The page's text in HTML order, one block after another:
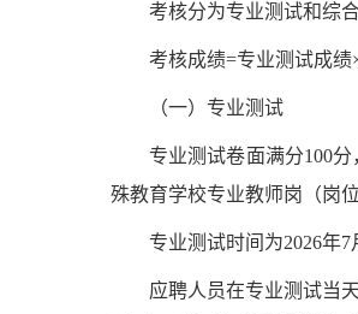
考核分为专业测试和综
考核成绩=专业测试成绩
（一）专业测试
专业测试卷面满分100
殊教育学校专业教师岗（岗
专业测试时间为2026年7
应聘人员在专业测试当